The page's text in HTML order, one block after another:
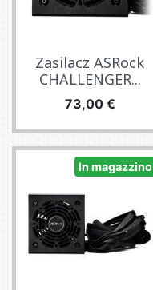
Zasilacz ASRock
CHALLENGER...
Prezzo
73,00 €
In magazzino